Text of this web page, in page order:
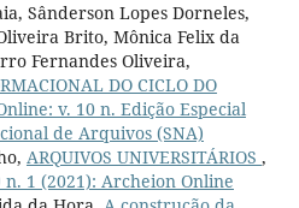
Sânderson Lopes Dorneles,
Brito, Mônica Felix da
Fernandes Oliveira,
DO CICLO DO
v. 10 n. Edição Especial
de Arquivos (SNA)
ARQUIVOS UNIVERSITÁRIOS ,
1 (2021): Archeion Online